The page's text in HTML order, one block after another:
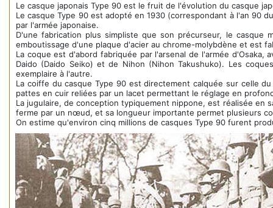
Le casque japonais Type 90 est le fruit de l'évolution du casque
Le casque Type 90 est adopté en 1930 (correspondant à l'an 90
par l'armée japonaise.
D'une fabrication plus simpliste que son précurseur, le
emboutissage d'une plaque d'acier au chrome-molybdène et est
La coque est d'abord fabriquée par l'arsenal de l'armée
Daido (Daido Seiko) et de Nihon (Nihon Takushuko). Les
exemplaire à l'autre.
La coiffe du casque Type 90 est directement calquée sur celle
pattes en cuir reliées par un lacet permettant le réglage en
La jugulaire, de conception typiquement nippone, est réalisée
ferme par un nœud, et sa longueur importante permet plusieurs
On estime qu'environ cinq millions de casques Type 90 furent